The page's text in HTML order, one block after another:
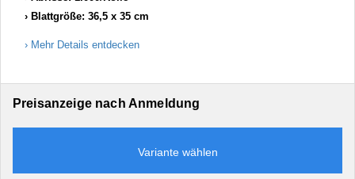
Blattgröße: 36,5 x 35 cm
Mehr Details entdecken
Preisanzeige nach Anmeldung
Variante wählen